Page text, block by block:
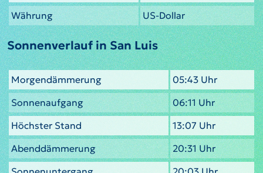
Währung
US-Dollar
Sonnenverlauf in San Luis
Morgendämmerung
05:43 Uhr
Sonnenaufgang
06:11 Uhr
Höchster Stand
13:07 Uhr
Abenddämmerung
20:31 Uhr